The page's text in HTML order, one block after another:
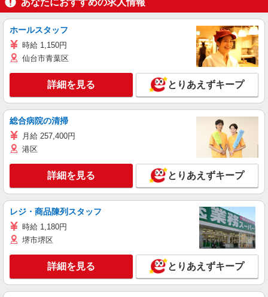
あなたにおすすめの求人情報
ホールスタッフ
時給 1,150円
仙台市青葉区
詳細を見る とりあえずキープ
総合病院の清掃
月給 257,400円
港区
詳細を見る とりあえずキープ
レジ・商品陳列スタッフ
時給 1,180円
堺市堺区
詳細を見る とりあえずキープ